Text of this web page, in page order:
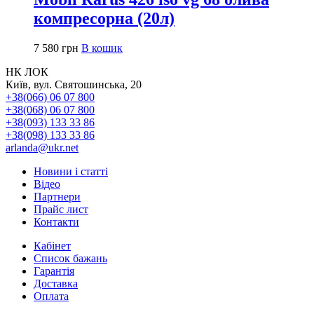
компресорна (20л)
7 580 грн В кошик
НК ЛОК
Київ, вул. Святошинська, 20
+38(066) 06 07 800
+38(068) 06 07 800
+38(093) 133 33 86
+38(098) 133 33 86
arlanda@ukr.net
Новини і статті
Відео
Партнери
Прайс лист
Контакти
Кабінет
Список бажань
Гарантія
Доставка
Оплата